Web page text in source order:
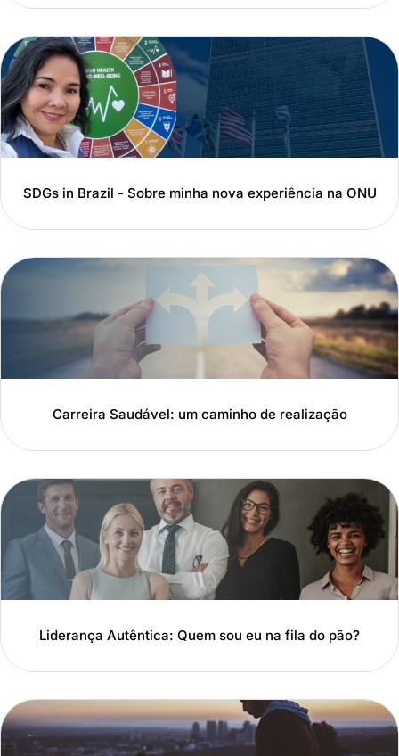
SDGs in Brazil - Sobre minha nova experiência na ONU
Carreira Saudável: um caminho de realização
Liderança Autêntica: Quem sou eu na fila do pão?